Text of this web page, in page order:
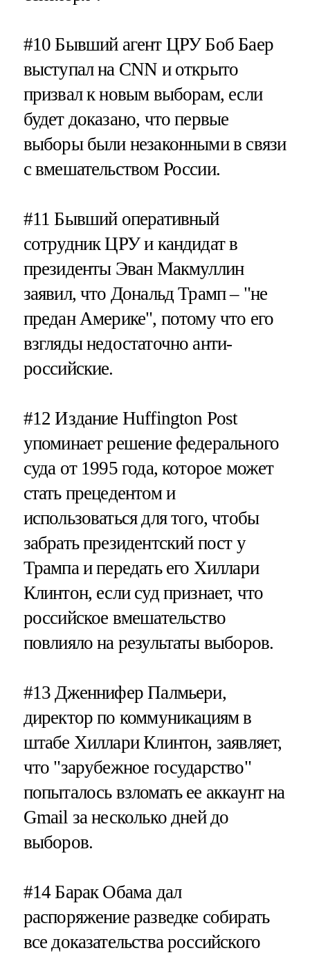
#10 Бывший агент ЦРУ Боб Баер
выступал на CNN и открыто
призвал к новым выборам, если
будет доказано, что первые
выборы были незаконными в связи
с вмешательством России.
#11 Бывший оперативный
сотрудник ЦРУ и кандидат в
президенты Эван Макмуллин
заявил, что Дональд Трамп – "не
предан Америке", потому что его
взгляды недостаточно анти-
российские.
#12 Издание Huffington Post
упоминает решение федерального
суда от 1995 года, которое может
стать прецедентом и
использоваться для того, чтобы
забрать президентский пост у
Трампа и передать его Хиллари
Клинтон, если суд признает, что
российское вмешательство
повлияло на результаты выборов.
#13 Дженнифер Палмьери,
директор по коммуникациям в
штабе Хиллари Клинтон, заявляет,
что "зарубежное государство"
попыталось взломать ее аккаунт на
Gmail за несколько дней до
выборов.
#14 Барак Обама дал
распоряжение разведке собирать
все доказательства российского